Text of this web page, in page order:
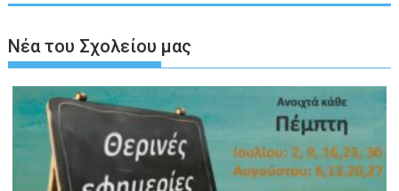
Νέα του Σχολείου μας